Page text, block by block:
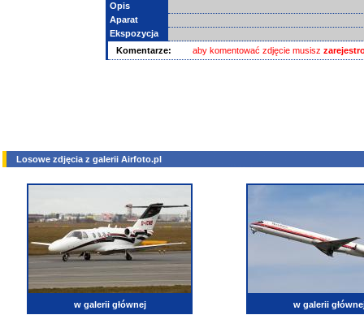
Opis
Aparat
Ekspozycja
Komentarze:
aby komentować zdjęcie musisz
Losowe zdjęcia z galerii Airfoto.pl
w galerii głównej w galerii